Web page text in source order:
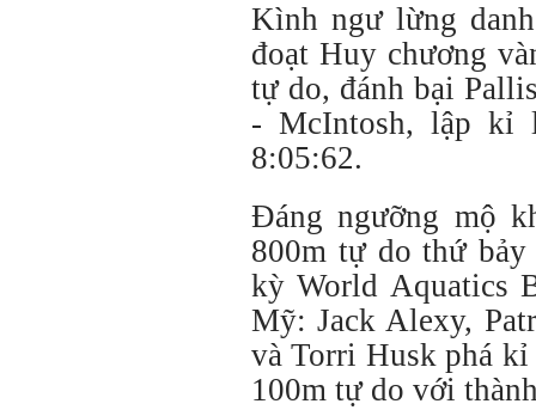
Kình ngư lừng
đoạt Huy chương
tự do, đánh bại
- McIntosh, lập kỉ
8:05:62.
Đáng ngưỡng mộ
800m tự do thứ
kỳ World Aquatics
Mỹ: Jack Alexy,
và Torri Husk phá
100m tự do với